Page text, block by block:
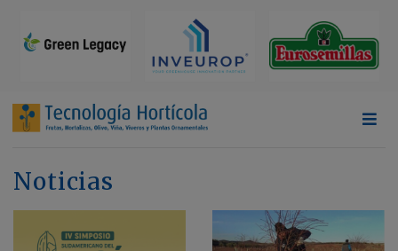
Noticias